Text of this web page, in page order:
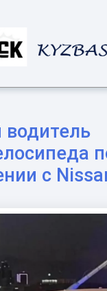
водитель
с